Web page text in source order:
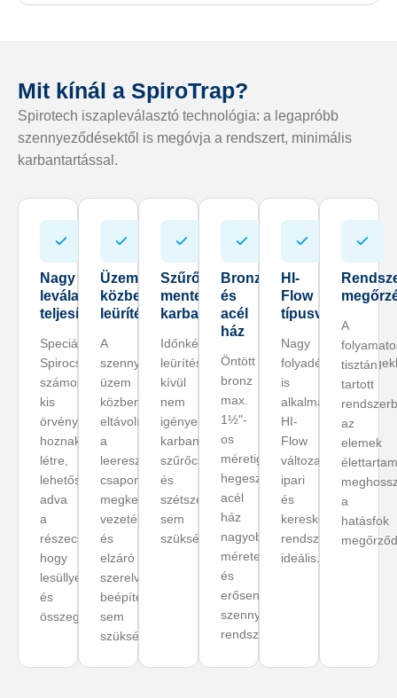
Mit kínál a SpiroTrap?
Spirotech iszapleválasztó technológia: a legapróbb
szennyeződésektől is megóvja a rendszert, minimális
karbantartással.
Nagy
leválasztó
teljesítmény
Speciális
Spirocsövek
számos
kis
örvényt
hoznak
létre,
lehetőséget
adva
a
részecskéknek,
hogy
lesüllyedjenek
és
összegyűljenek.
Üzem
közbeni
leürítés
A
szennyeződés
üzem
közben
eltávolítható
a
leeresztő
csapon,
megkerülő
vezeték
és
elzáró
szerelvény
beépítése
sem
szükséges.
Szűrőcsere-
mentes
karbantartás
Időnkénti
leürítésen
kívül
nem
igényel
karbantartást,
szűrőcsere
és
szétszerelés
sem
szükséges.
Bronz
és
acél
ház
Öntött
bronz
max.
1½"-
os
méretig,
hegesztett
acél
ház
nagyobb
méretekhez
és
erősen
szennyezett
rendszerekhez.
HI-
Flow
típusváltozat
Nagy
is
alkalmazható
HI-
Flow
változat,
ipari
és
kereskedelmi
rendszerekbe
ideális.
A
tisztán
tartott
az
elemek
a
hatásfok